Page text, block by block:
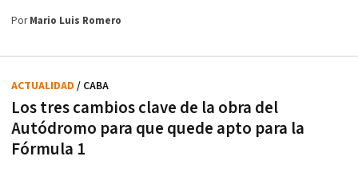
PorMario Luis Romero
Los tres cambios clave de la obra del
Autódromo para que quede apto para la
Fórmula 1
ACTUALIDAD / CABA